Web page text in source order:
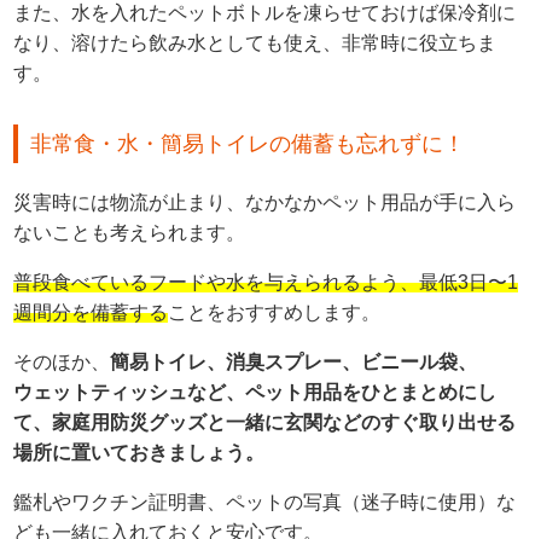
また、水を入れたペットボトルを凍らせておけば保冷剤に
なり、溶けたら飲み水としても使え、非常時に役立ちま
す。
非常食・水・簡易トイレの備蓄も忘れずに！
災害時には物流が止まり、なかなかペット用品が手に入ら
ないことも考えられます。
普段食べているフードや水を与えられるよう、最低3日〜1
週間分を備蓄することをおすすめします。
そのほか、簡易トイレ、消臭スプレー、ビニール袋、
ウェットティッシュなど、ペット用品をひとまとめにし
て、家庭用防災グッズと一緒に玄関などのすぐ取り出せる
場所に置いておきましょう。
鑑札やワクチン証明書、ペットの写真（迷子時に使用）な
ども一緒に入れておくと安心です。